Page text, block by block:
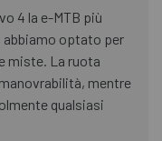
4 la e-MTB più
abbiamo optato per
miste. La ruota
mentre
qualsiasi